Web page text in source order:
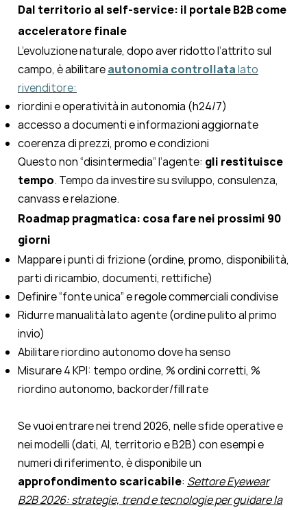
Dal territorio al self-service: il portale B2B come
acceleratore finale
L’evoluzione naturale, dopo aver ridotto l’attrito sul
campo, è abilitareautonomia controllatalato
rivenditore:
riordini e operatività in autonomia (h24/7)
accesso a documenti e informazioni aggiornate
coerenza di prezzi, promo e condizioni
Questo non “disintermedia” l’agente: gli restituisce
tempo. Tempo da investire su sviluppo, consulenza,
canvass e relazione.
Roadmap pragmatica: cosa fare nei prossimi 90
giorni
Mappare i punti di frizione (ordine, promo, disponibilità,
parti di ricambio, documenti, rettifiche)
Definire “fonte unica” e regole commerciali condivise
Ridurre manualità lato agente (ordine pulito al primo
invio)
Abilitare riordino autonomo dove ha senso
Misurare 4 KPI: tempo ordine, % ordini corretti, %
riordino autonomo, backorder/fill rate
Se vuoi entrare nei trend 2026, nelle sfide operative e
nei modelli (dati, AI, territorio e B2B) con esempi e
numeri di riferimento, è disponibile un
approfondimento scaricabile: Settore Eyewear
B2B 2026: strategie, trend e tecnologie per guidare la